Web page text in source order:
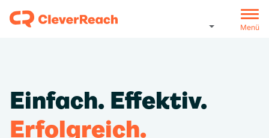
Menü
Einfach. Effektiv.
Erfolgreich.